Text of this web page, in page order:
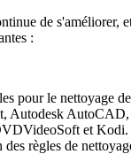
de s'améliorer,
:
pour le nettoyage
Autodesk
et Kodi.
règles de